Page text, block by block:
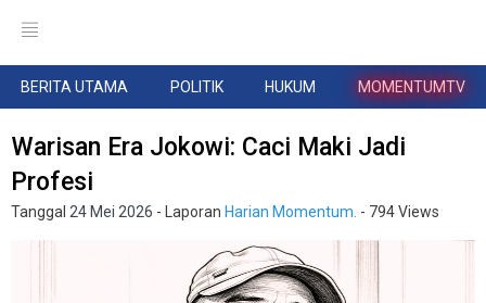
BERITA UTAMA POLITIK HUKUM MOMENTUMTV
Warisan Era Jokowi: Caci Maki Jadi
Profesi
Tanggal 24 Mei 2026 - Laporan Harian Momentum. - 794 Views